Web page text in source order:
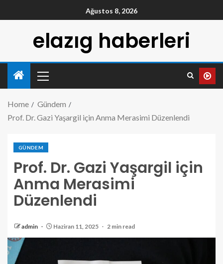
Ağustos 8, 2026
elazıg haberleri
Home
Gündem
Prof. Dr. Gazi Yaşargil için Anma Merasimi Düzenlendi
GÜNDEM
Prof. Dr. Gazi Yaşargil için
Anma Merasimi
Düzenlendi
admin Haziran 11, 2025 2 min read